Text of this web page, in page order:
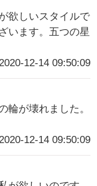
欲しいスタイルで
います。五つの星
2020-12-14 09:50:09
輪が壊れました。
2020-12-14 09:50:09